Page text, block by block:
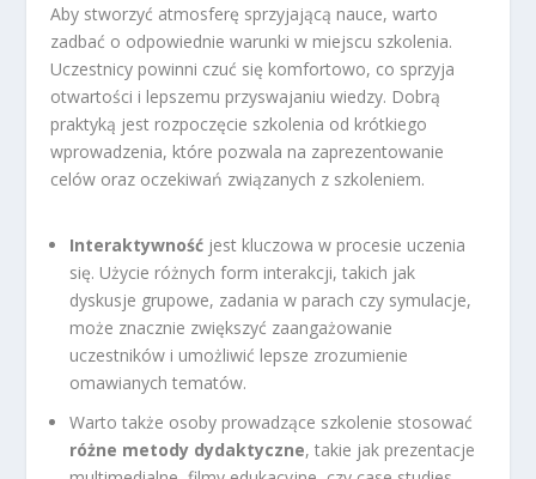
Aby stworzyć atmosferę sprzyjającą nauce, warto
zadbać o odpowiednie warunki w miejscu szkolenia.
Uczestnicy powinni czuć się komfortowo, co sprzyja
otwartości i lepszemu przyswajaniu wiedzy. Dobrą
praktyką jest rozpoczęcie szkolenia od krótkiego
wprowadzenia, które pozwala na zaprezentowanie
celów oraz oczekiwań związanych z szkoleniem.
Interaktywność jest kluczowa w procesie uczenia
się. Użycie różnych form interakcji, takich jak
dyskusje grupowe, zadania w parach czy symulacje,
może znacznie zwiększyć zaangażowanie
uczestników i umożliwić lepsze zrozumienie
omawianych tematów.
Warto także osoby prowadzące szkolenie stosować
różne metody dydaktyczne, takie jak prezentacje